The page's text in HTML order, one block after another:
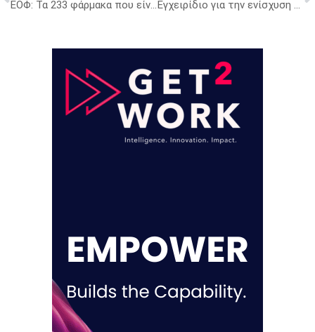
ΕΟΦ: Τα 233 φάρμακα που είναι σε έλλειψη – 47 σε μόνιμη και έκτακτη κάλυψη [λίστα] Εγχειρίδιο για την ενίσχυση της ανθεκτικότητας των συστημάτων υγείας από το Ευρωπαϊκό Παρατηρητήριο Συστημάτων και Πολιτικών Υγείας